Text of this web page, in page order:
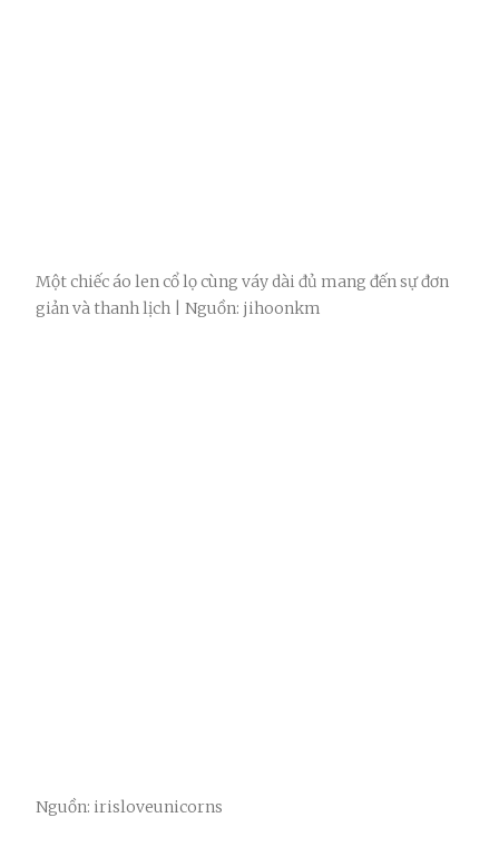
Một chiếc áo len cổ lọ cùng váy dài đủ mang đến sự đơn
giản và thanh lịch | Nguồn: jihoonkm
Nguồn: irisloveunicorns